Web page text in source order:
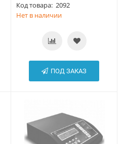
Код товара: 2092
Нет в наличии
ПОД ЗАКАЗ